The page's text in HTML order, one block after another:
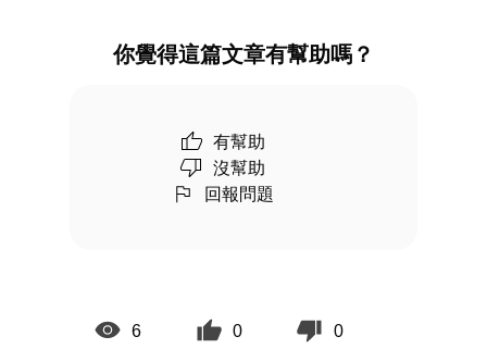
你覺得這篇文章有幫助嗎？
有幫助
沒幫助
回報問題
6 0 0